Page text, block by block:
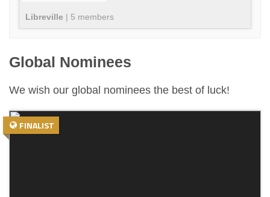
Libreville | 5 members
Global Nominees
We wish our global nominees the best of luck!
FINALIST